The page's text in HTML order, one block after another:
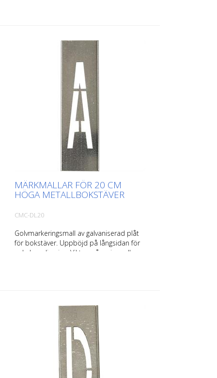
MÄRKMALLAR FÖR 20 CM
HÖGA METALLBOKSTÄVER
CMC-DL20
Golvmarkeringsmall av galvaniserad plåt
för bokstäver. Uppböjd på långsidan för
enkel applicering. Vikten på varje mall